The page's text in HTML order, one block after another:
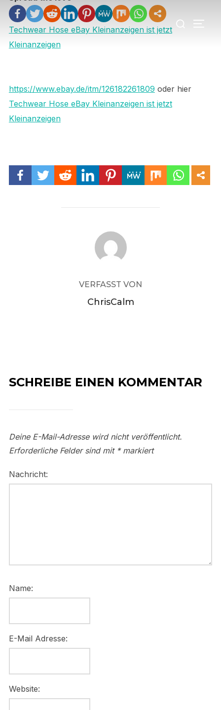
Inhalten
springen
nach:
Techwear Hose eBay Kleinanzeigen ist jetzt
Kleinanzeigen
https://www.ebay.de/itm/126182261809 oder hier
Techwear Hose eBay Kleinanzeigen ist jetzt
Kleinanzeigen
BEITRAGSAUTOR
VERFASST VON
ChrisCalm
SCHREIBE EINEN KOMMENTAR
Deine E-Mail-Adresse wird nicht veröffentlicht.
Erforderliche Felder sind mit *markiert
Nachricht:
Name:
E-Mail Adresse:
Website: